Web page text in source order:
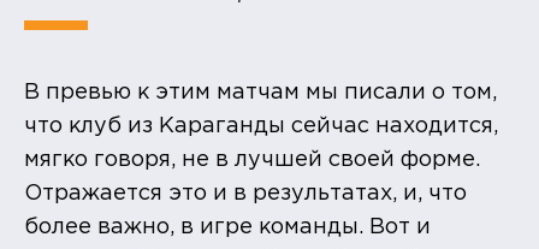
В превью к этим матчам мы писали о том,
что клуб из Караганды сейчас находится,
мягко говоря, не в лучшей своей форме.
Отражается это и в результатах, и, что
более важно, в игре команды. Вот и